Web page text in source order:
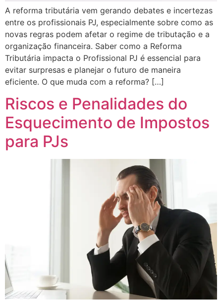
A reforma tributária vem gerando debates e incertezas
entre os profissionais PJ, especialmente sobre como as
novas regras podem afetar o regime de tributação e a
organização financeira. Saber como a Reforma
Tributária impacta o Profissional PJ é essencial para
evitar surpresas e planejar o futuro de maneira
eficiente. O que muda com a reforma? […]
Riscos e Penalidades do
Esquecimento de Impostos
para PJs